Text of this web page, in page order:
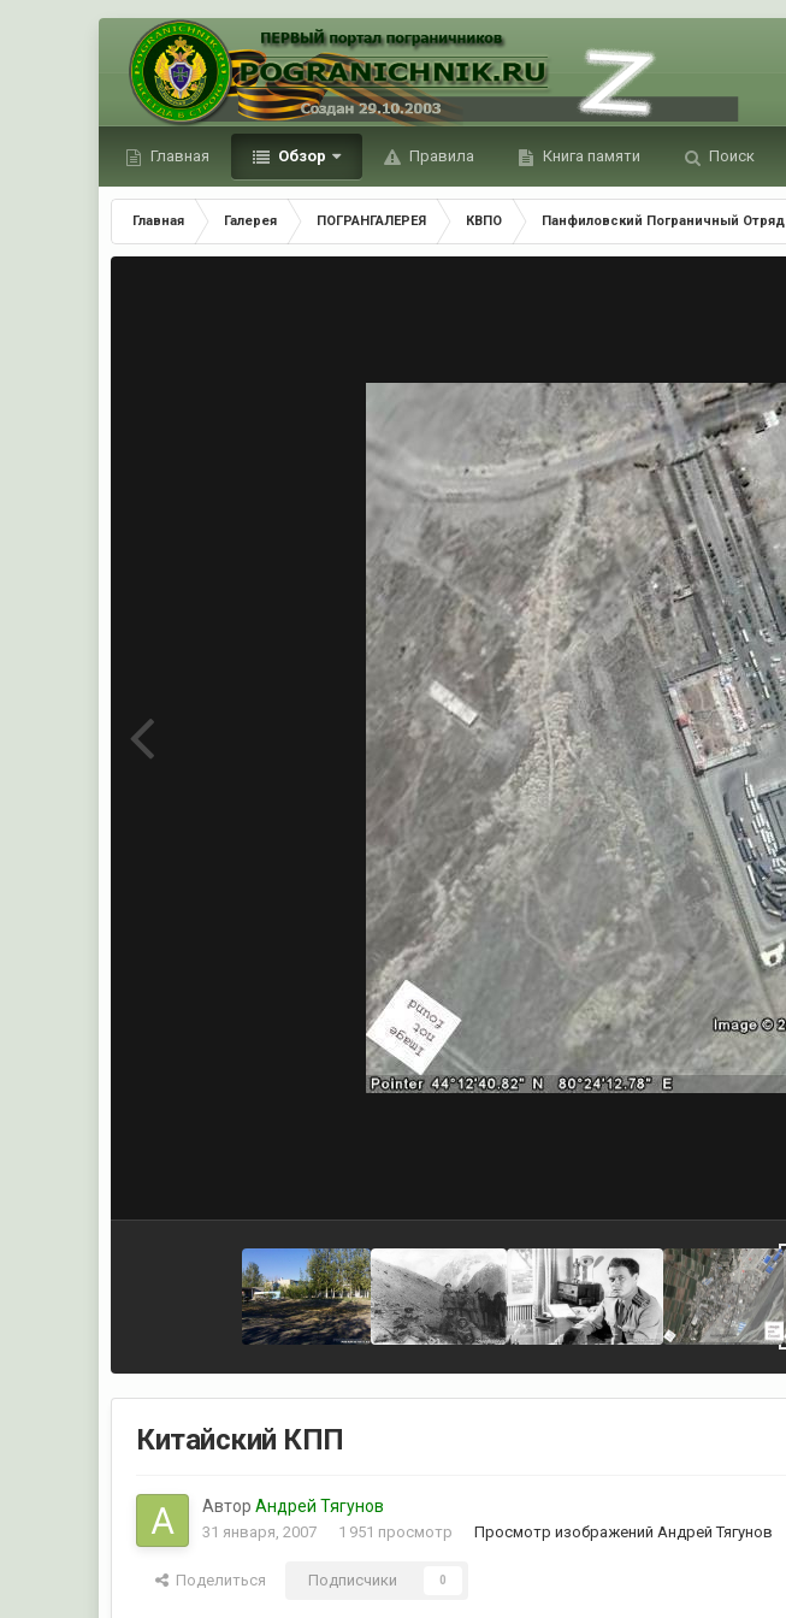
Главная Обзор Правила Книга памяти Поиск
Главная Галерея ПОГРАНГАЛЕРЕЯ КВПО Панфиловский Пограничный Отряд
Китайский КПП
АвторАндрей Тягунов
31 января, 2007 1 951 просмотр Просмотр изображений Андрей Тягунов
Поделиться Подписчики 0